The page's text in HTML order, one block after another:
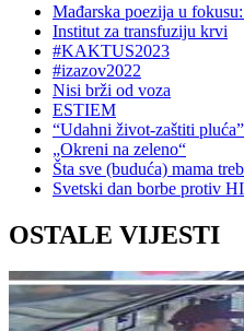
Mađarska poezija u
Institut za transfuziju krvi
#KAKTUS2023
#izazov2022
Nisi brži od voza
ESTIEM
“Udahni život-zaštiti pluća”
„Okreni na zeleno“
Šta sve (buduća) mama
Svetski dan borbe protiv
OSTALE VIJESTI